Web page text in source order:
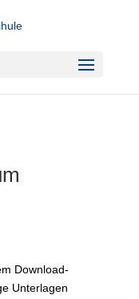
Download-
Unterlagen